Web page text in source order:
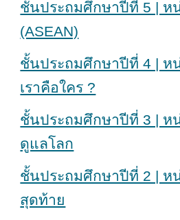
ชั้นประถมศึกษาปีที่ 5 | ห
(ASEAN)
ชั้นประถมศึกษาปีที่ 4 | ห
เราคือใคร ?
ชั้นประถมศึกษาปีที่ 3 | ห
ดูแลโลก
ชั้นประถมศึกษาปีที่ 2 | ห
สุดท้าย